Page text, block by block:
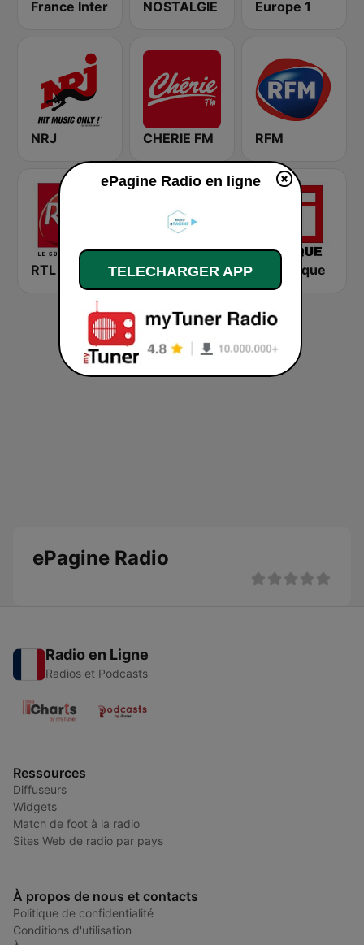
France Inter NOSTALGIE Europe 1
NRJ CHERIE FM RFM
RTL 2 Montecarlo al doualiya (مونت كارلو الدولية) RFI Afrique
ePagine Radio
Radio en Ligne
Radios et Podcasts
Ressources
Diffuseurs
Widgets
Match de foot à la radio
Sites Web de radio par pays
À propos de nous et contacts
Politique de confidentialité
Conditions d'utilisation
ePagine Radio en ligne
TELECHARGER APP